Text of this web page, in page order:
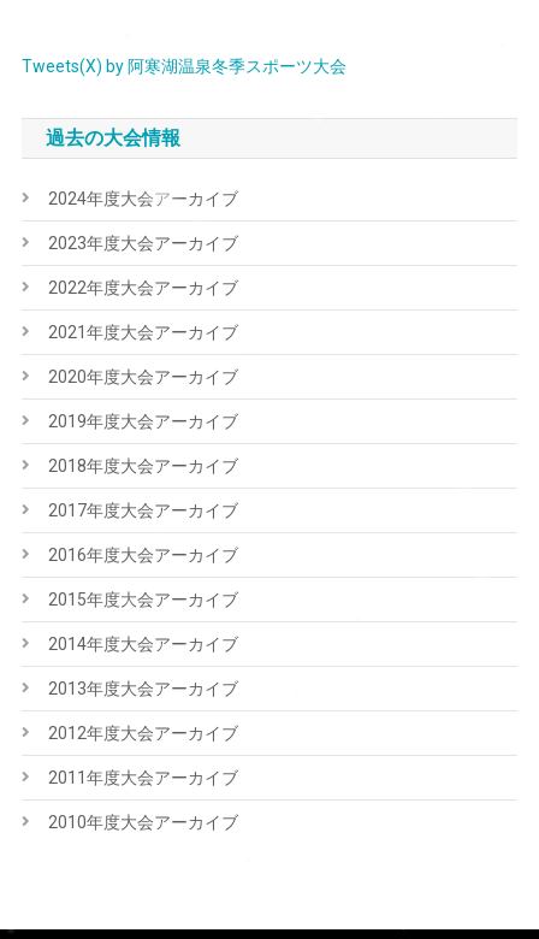
ン
Tweets(X) by 阿寒湖温泉冬季スポーツ大会
過去の大会情報
2024年度大会アーカイブ
2023年度大会アーカイブ
2022年度大会アーカイブ
2021年度大会アーカイブ
2020年度大会アーカイブ
2019年度大会アーカイブ
2018年度大会アーカイブ
2017年度大会アーカイブ
2016年度大会アーカイブ
2015年度大会アーカイブ
2014年度大会アーカイブ
2013年度大会アーカイブ
2012年度大会アーカイブ
2011年度大会アーカイブ
2010年度大会アーカイブ